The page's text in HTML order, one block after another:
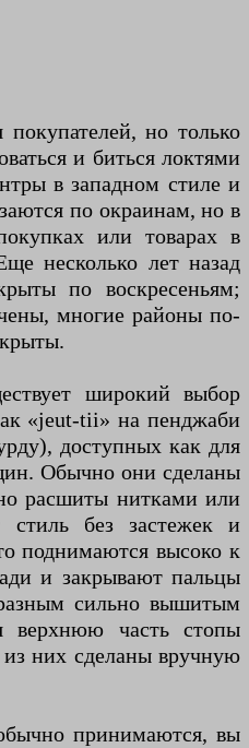
но только
и биться локтями
в западном стиле и
по окраинам, но в
или товарах в
несколько лет назад
по воскресеньям;
многие районы по-
широкий выбор
«jeut-tii» на пенджаби
доступных как для
Обычно они сделаны
расшиты нитками или
без застежек и
поднимаются высоко к
и закрывают пальцы
сильно вышитым
верхнюю часть стопы
них сделаны вручную
принимаются, вы